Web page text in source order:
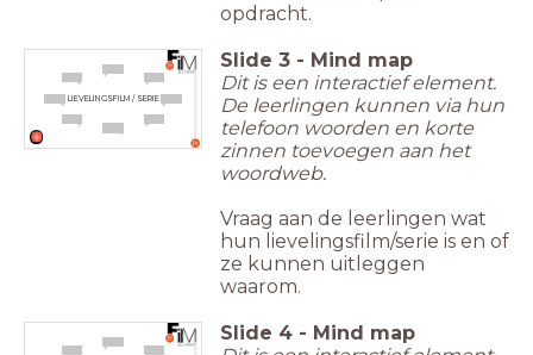
opdracht.
LIEVELINGSFILM / SERIE
Slide 3 - Mind map
Dit is een interactief element.
De leerlingen kunnen via hun
telefoon woorden en korte
zinnen toevoegen aan het
woordweb.
Vraag aan de leerlingen wat
hun lievelingsfilm/serie is en of
ze kunnen uitleggen
waarom.
Slide 4 - Mind map